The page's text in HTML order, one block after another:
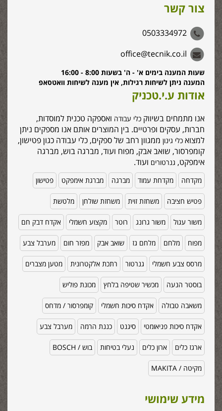
צור קשר
0503334972
office@tecnik.co.il
שעות המענה בימים א' - ה' בשעות 8:00 - 16:00
המענה ניתן לשיחות רגילות, אין מענה לשיחות וואטסאפ
אודות ע.י.טכניק
אנו מתמחים בשיווק כלי עבודה ואספקה טכנית למוסדות,
חברות, עסקים ופרטיים. בין המוצרים אותם אנו מספקים ניתן
למצוא כלי גינון ממגוון רחב של ספקים, כלי עבודה כגון פטישון,
קומפרסור, שואב אבק, מפוח ועוד, מברגה בוש, מברגה
אימפקט, גנרטורים ועוד.
מקדחה מקדחת עמוד מברגה מברגת אימפקט פטישון
פטיש חציבה משחזת זוית משחזת שולחן מלטשת
משור עגול משור גרונג רוטר מקצוע חשמלי אקדח דבק חם
מפוח מלחם מלחם גז שואב אבק מפזר חום מערבל צבע
מרסס צבע חשמלי גנרטור רתכת אלקטרונית מטען מצברים
בוסטר הנעה מכשיר שטיפה בלחץ מכונת פוליש
משאבה טבולה אקדח סיכות חשמלי קומפרסור / מדחס
אקדח סיכות פניאומטי סיגנט כננת הרמה מערבל צבע
ארגז כלים ארון כלים נעלי בטיחות בוש / BOSCH
מקיטה / MAKITA
מידע שימושי